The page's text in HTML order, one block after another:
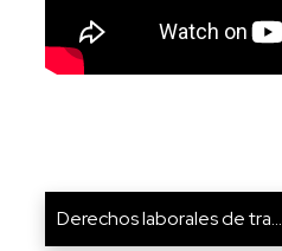
Derechos laborales de tra...